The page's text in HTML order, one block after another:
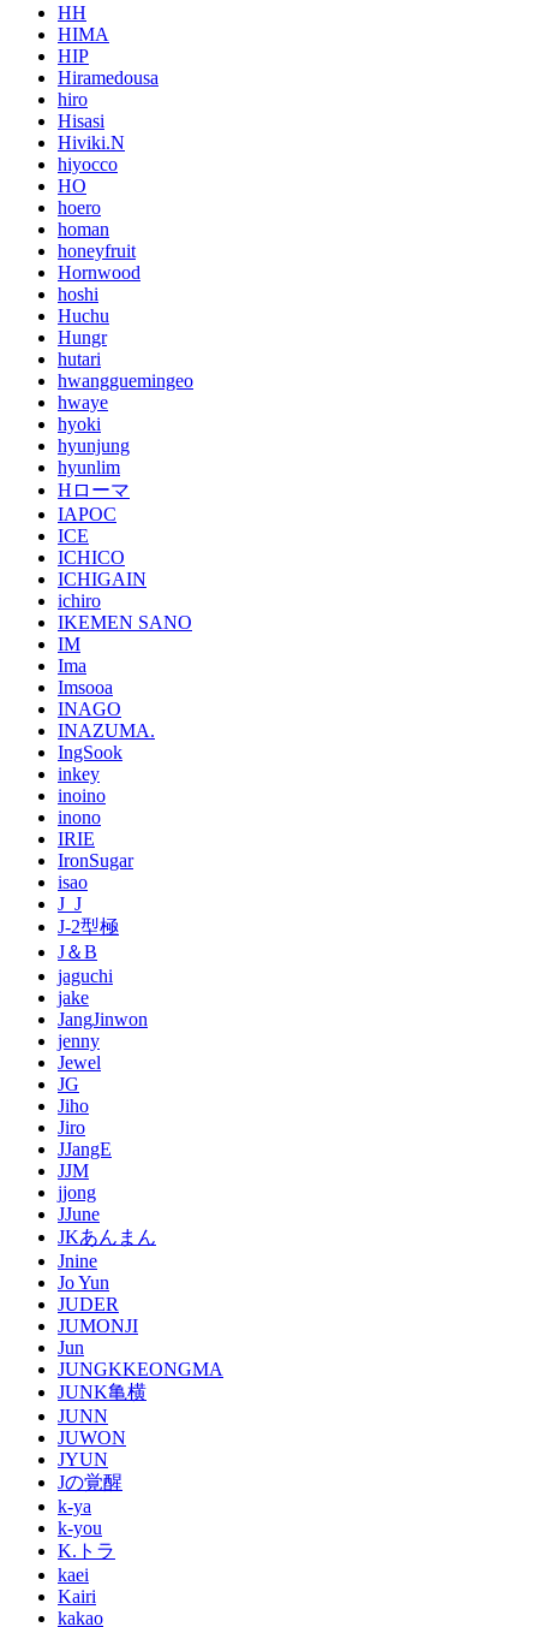
HH
HIMA
HIP
Hiramedousa
hiro
Hisasi
Hiviki.N
hiyocco
HO
hoero
homan
honeyfruit
Hornwood
hoshi
Huchu
Hungr
hutari
hwangguemingeo
hwaye
hyoki
hyunjung
hyunlim
Hローマ
IAPOC
ICE
ICHICO
ICHIGAIN
ichiro
IKEMEN SANO
IM
Ima
Imsooa
INAGO
INAZUMA.
IngSook
inkey
inoino
inono
IRIE
IronSugar
isao
J_J
J-2型極
J＆B
jaguchi
jake
JangJinwon
jenny
Jewel
JG
Jiho
Jiro
JJangE
JJM
jjong
JJune
JKあんまん
Jnine
Jo Yun
JUDER
JUMONJI
Jun
JUNGKKEONGMA
JUNK亀横
JUNN
JUWON
JYUN
Jの覚醒
k-ya
k-you
K.トラ
kaei
Kairi
kakao